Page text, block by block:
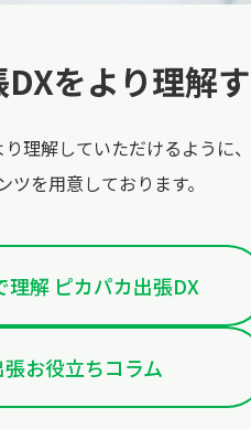
をより理解
理解していただけるように、
ツを用意しております。
理解 ピカパカ出張DX
張お役立ちコラム